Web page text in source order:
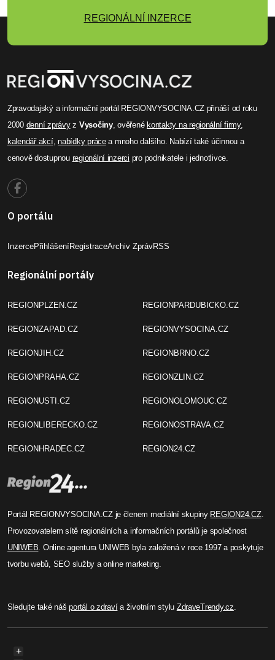
REGIONÁLNÍ INZERCE
Zpravodajský a informační portál REGIONVYSOCINA.CZ přináší od roku
2000 denní zprávyz Vysočiny, ověřené kontakty na regionální firmy,
kalendář akcí,nabídky prácea mnoho dalšího. Nabízí také účinnou a
cenově dostupnou regionální inzerci pro podnikatele i jednotlivce.
O portálu
InzercePřihlášeníRegistraceArchiv ZprávRSS
Regionální portály
REGIONPLZEN.CZ
REGIONZAPAD.CZ
REGIONJIH.CZ
REGIONPRAHA.CZ
REGIONUSTI.CZ
REGIONLIBERECKO.CZ
REGIONHRADEC.CZ
REGIONPARDUBICKO.CZ
REGIONVYSOCINA.CZ
REGIONBRNO.CZ
REGIONZLIN.CZ
REGIONOLOMOUC.CZ
REGIONOSTRAVA.CZ
REGION24.CZ
Portál REGIONVYSOCINA.CZ je členem mediální skupiny REGION24.CZ.
Provozovatelem sítě regionálních a informačních portálů je společnost
UNIWEB. Online agentura UNIWEB byla založená v roce 1997 a poskytuje
tvorbu webů, SEO služby a online marketing.
Sledujte také nášportál o zdravía životním stylu ZdraveTrendy.cz.
+